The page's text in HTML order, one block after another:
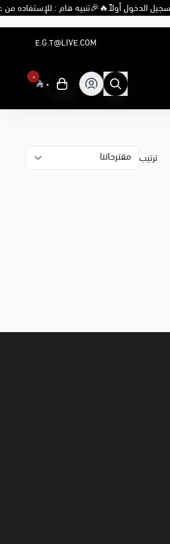
🎉تنبيه هام : للإستفاده من عرض ال ٥ عطور ب ٥٧٥ ريال ، يرجى
E.G.T@LIVE.COM
٠
٠
ترتيب